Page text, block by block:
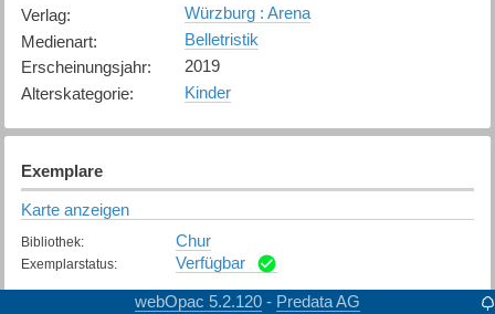
Verlag:
Würzburg : Arena
Medienart:
Belletristik
Erscheinungsjahr:
2019
Alterskategorie: Kinder
Exemplare
Karte anzeigen
Bibliothek: Chur
Exemplarstatus: Verfügbar
Davos
webOpac 5.2.120 - Predata AG